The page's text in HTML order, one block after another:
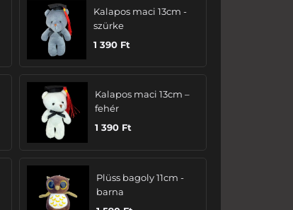
Kalapos maci 13cm -
szürke
1 390 Ft
Kalapos maci 13cm –
fehér
1 390 Ft
Plüss bagoly 11cm -
barna